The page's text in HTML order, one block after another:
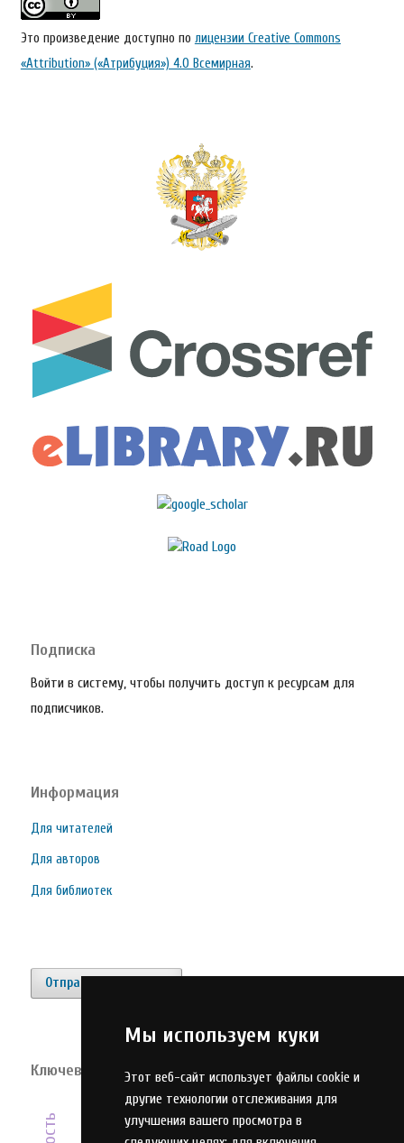
Мы используем куки
Этот веб-сайт использует файлы cookie и
другие технологии отслеживания для
улучшения вашего просмотра в
Это произведение доступно по лицензии Creative Commons
«Attribution» («Атрибуция») 4.0 Всемирная.
Подписка
Войти в систему, чтобы получить доступ к ресурсам для
подписчиков.
Информация
Для читателей
Для авторов
Для библиотек
Отправить материал
Ключевые слова